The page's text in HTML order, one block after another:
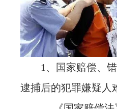
1、国家赔偿、
逮捕后的犯罪嫌疑人